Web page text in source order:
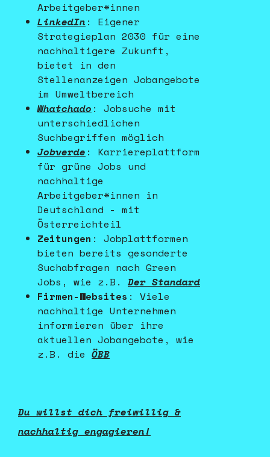
Arbeitgeber*innen
LinkedIn : Eigener
Strategieplan 2030 für eine
nachhaltigere Zukunft,
bietet in den
Stellenanzeigen Jobangebote
im Umweltbereich
Whatchado : Jobsuche mit
unterschiedlichen
Suchbegriffen möglich
Jobverde :
Karriereplattform
für grüne Jobs und
nachhaltige
Arbeitgeber*innen in
Deutschland - mit
Österreichteil
Zeitungen : Jobplattformen
bieten bereits gesonderte
Suchabfragen nach Green
Jobs, wie z.B. Der Standard
Firmen-Websites : Viele
nachhaltige Unternehmen
informieren über ihre
aktuellen Jobangebote, wie
z.B. die ÖBB
Du willst dich freiwillig &
nachhaltig engagieren!